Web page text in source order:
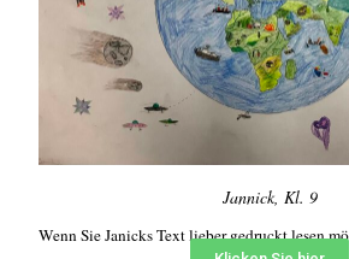
Jannick, Kl. 9
Wenn Sie Janicks Text lieber gedruckt lesen